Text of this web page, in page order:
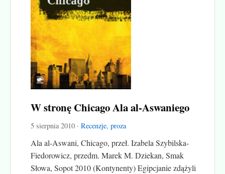
W stronę Chicago Ala al-Aswaniego
5 sierpnia 2010 · Recenzje, proza
Ala al-Aswani, Chicago, przeł. Izabela Szybilska-
Fiedorowicz, przedm. Marek M. Dziekan, Smak
Słowa, Sopot 2010 (Kontynenty) Egipcjanie zdążyli